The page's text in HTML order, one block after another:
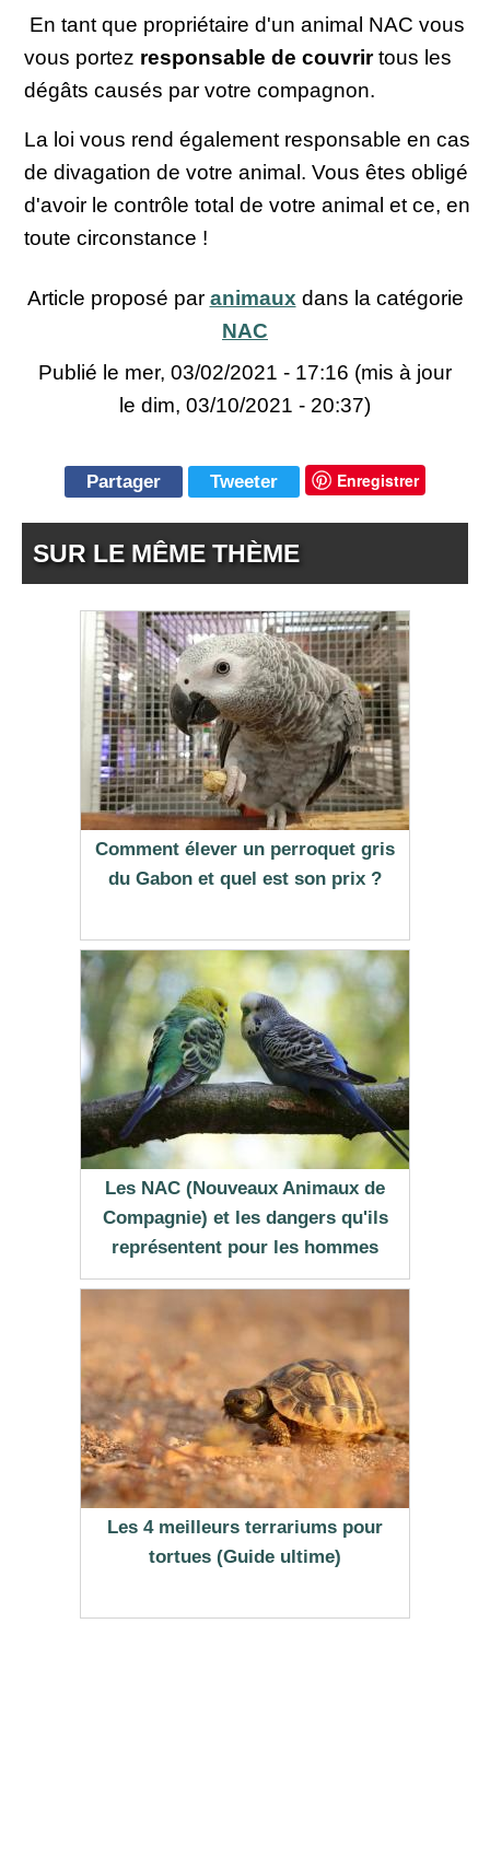
En tant que propriétaire d'un animal NAC vous
vous portez responsable de couvrirtous les
dégâts causés par votre compagnon.
La loi vous rend également responsable en cas
de divagation de votre animal. Vous êtes obligé
d'avoir le contrôle total de votre animal et ce, en
toute circonstance !
Article proposé par animauxdans la catégorie
NAC
Publié le mer, 03/02/2021 - 17:16 (mis à jour
le dim, 03/10/2021 - 20:37)
Partager Tweeter Enregistrer
SUR LE MÊME THÈME
Comment élever un perroquet gris
du Gabon et quel est son prix ?
Les NAC (Nouveaux Animaux de
Compagnie) et les dangers qu'ils
représentent pour les hommes
Les 4 meilleurs terrariums pour
tortues (Guide ultime)